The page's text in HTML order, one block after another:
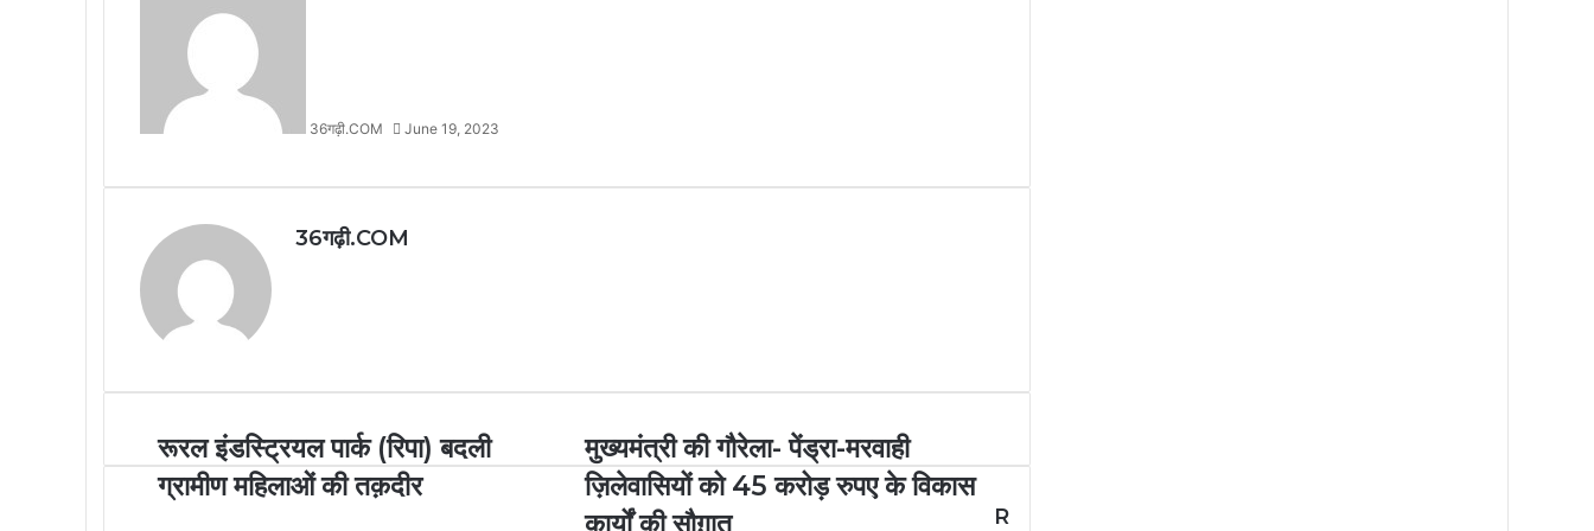
36गढ़ी.COM June 19, 2023
36गढ़ी.COM
रूरल इंडस्ट्रियल पार्क (रिपा) बदली
ग्रामीण महिलाओं की तक़दीर
मुख्यमंत्री की गौरेला- पेंड्रा-मरवाही
ज़िलेवासियों को 45 करोड़ रुपए के विकास
कार्यों की सौग़ात
R